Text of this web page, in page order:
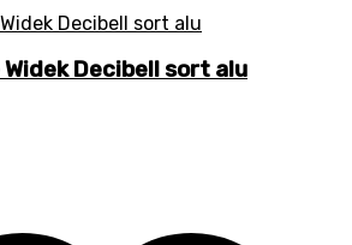
Decibell sort alu